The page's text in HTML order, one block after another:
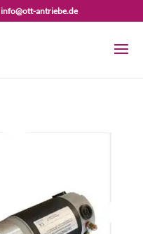
info@ott-antriebe.de